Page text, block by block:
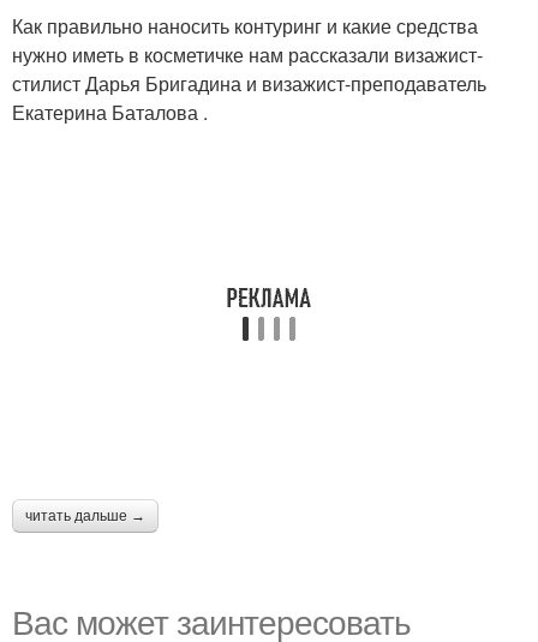
Как правильно наносить контуринг и какие средства
нужно иметь в косметичке нам рассказали визажист-
стилист Дарья Бригадина и визажист-преподаватель
Екатерина Баталова .
читать дальше →
Вас может заинтересовать